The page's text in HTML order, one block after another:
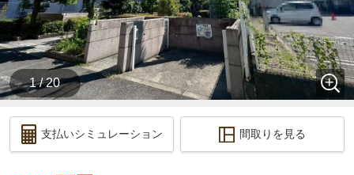
1 / 20
支払いシミュレーション 間取りを見る